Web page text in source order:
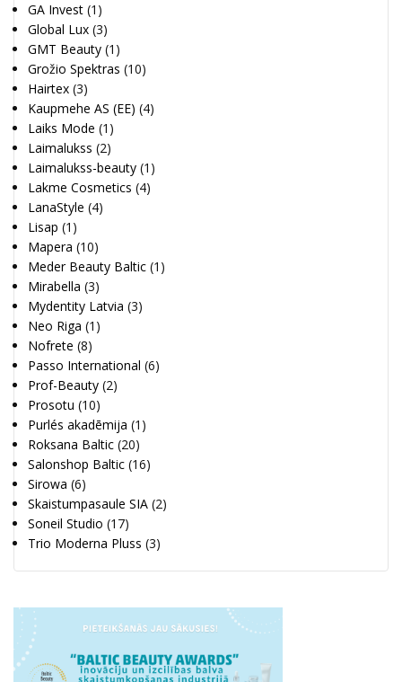
GA Invest (1)
Global Lux (3)
GMT Beauty (1)
Grožio Spektras (10)
Hairtex (3)
Kaupmehe AS (EE) (4)
Laiks Mode (1)
Laimalukss (2)
Laimalukss-beauty (1)
Lakme Cosmetics (4)
LanaStyle (4)
Lisap (1)
Mapera (10)
Meder Beauty Baltic (1)
Mirabella (3)
Mydentity Latvia (3)
Neo Riga (1)
Nofrete (8)
Passo International (6)
Prof-Beauty (2)
Prosotu (10)
Purlés akadēmija (1)
Roksana Baltic (20)
Salonshop Baltic (16)
Sirowa (6)
Skaistumpasaule SIA (2)
Soneil Studio (17)
Trio Moderna Pluss (3)